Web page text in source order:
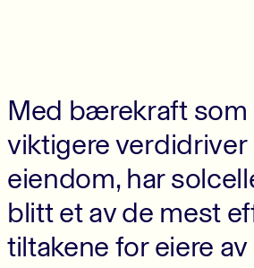
Med bærekraft som
viktigere verdidriver
eiendom, har
blitt et av de mest
tiltakene for eiere av